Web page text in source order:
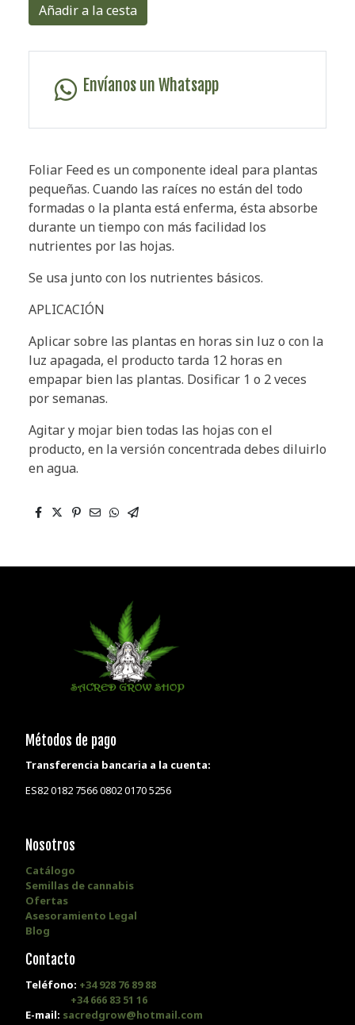
Añadir a la cesta
Envíanos un Whatsapp
Foliar Feed es un componente ideal para plantas
pequeñas. Cuando las raíces no están del todo
formadas o la planta está enferma, ésta absorbe
durante un tiempo con más facilidad los
nutrientes por las hojas.
Se usa junto con los nutrientes básicos.
APLICACIÓN
Aplicar sobre las plantas en horas sin luz o con la
luz apagada, el producto tarda 12 horas en
empapar bien las plantas. Dosificar 1 o 2 veces
por semanas.
Agitar y mojar bien todas las hojas con el
producto, en la versión concentrada debes diluirlo
en agua.
Métodos de pago
Transferencia bancaria a la cuenta:
ES82 0182 7566 0802 0170 5256
Nosotros
Catálogo
Semillas de cannabis
Ofertas
Asesoramiento Legal
Blog
Contacto
Teléfono: +34 928 76 89 88
+34 666 83 51 16
E-mail: sacredgrow@hotmail.com